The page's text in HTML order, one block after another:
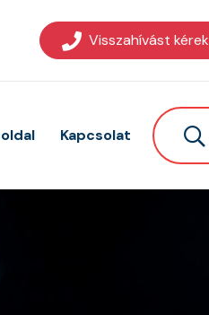
Visszahívást kérek
Kapcsolat